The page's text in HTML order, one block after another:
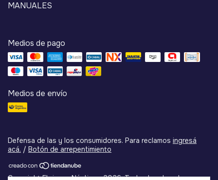
MANUALES
Medios de pago
Medios de envío
Defensa de las y los consumidores. Para reclamos ingresá
acá. / Botón de arrepentimiento
Copyright Flojumar Náutica - 2026. Todos los derechos